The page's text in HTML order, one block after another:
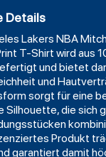
Details
Lakers NBA
T-Shirt wird aus
und bietet
und
sorgt für eine
Silhouette, die sich
Produkt
garantiert damit